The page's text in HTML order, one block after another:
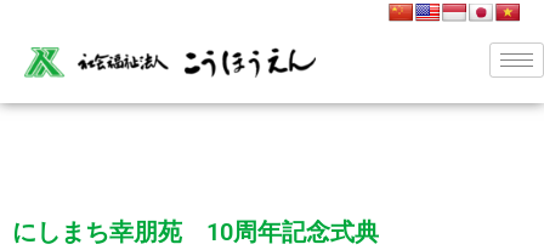
にしまち幸朋苑 10周年記念式典